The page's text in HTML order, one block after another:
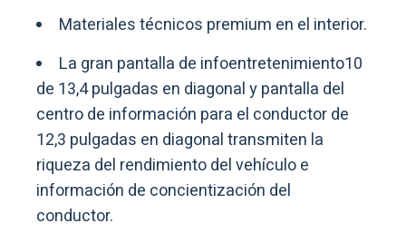
Materiales técnicos premium en el interior.
La gran pantalla de infoentretenimiento10
de 13,4 pulgadas en diagonal y pantalla del
centro de información para el conductor de
12,3 pulgadas en diagonal transmiten la
riqueza del rendimiento del vehículo e
información de concientización del
conductor.